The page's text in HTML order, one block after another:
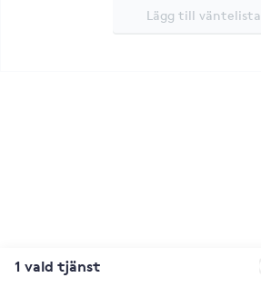
Lägg till väntelista
1 vald tjänst